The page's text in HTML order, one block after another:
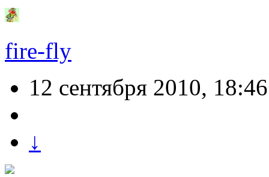
fire-fly
12 сентября 2010, 18:46
↓